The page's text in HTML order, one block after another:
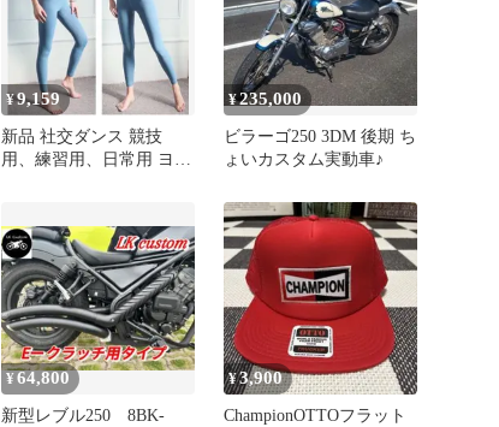
¥9,159
新品 社交ダンス 競技
用、練習用、日常用 ヨガ
ア 上下セット
¥235,000
ビラーゴ250 3DM 後期 ち
ょいカスタム実動車♪
¥64,800
新型レブル250 8BK-
¥3,900
ChampionOTTOフラット